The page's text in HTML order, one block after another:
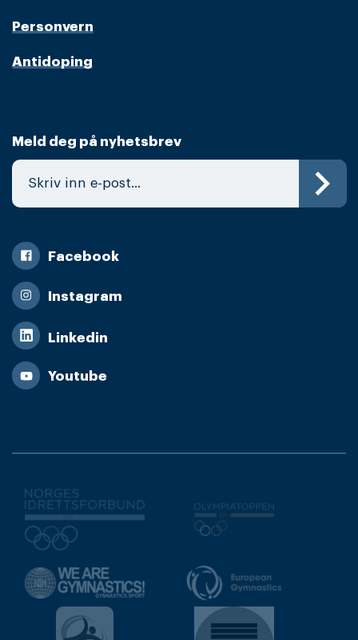
Personvern
Antidoping
Meld deg på nyhetsbrev
Facebook
Instagram
Linkedin
Youtube